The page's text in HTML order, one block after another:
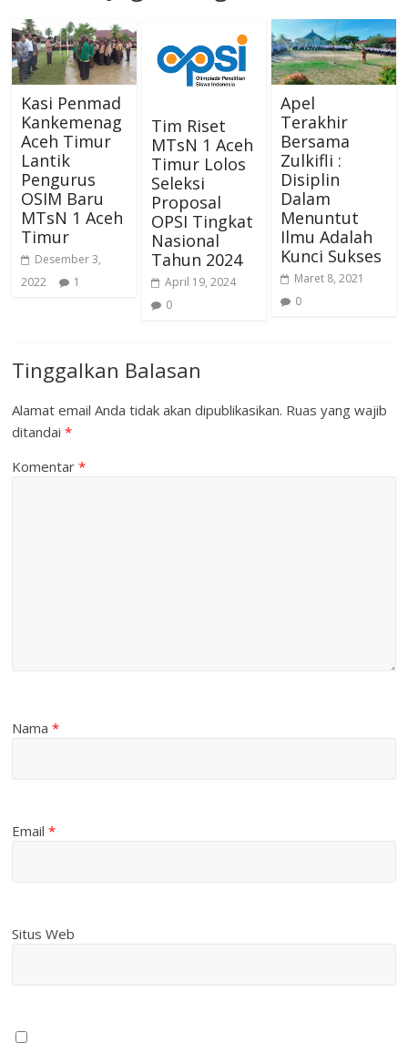
Kasi Penmad
Kankemenag
Aceh Timur
Lantik
Pengurus
OSIM Baru
MTsN 1 Aceh
Timur
Desember 3,
2022
1
Tim Riset
MTsN 1 Aceh
Timur Lolos
Seleksi
Proposal
OPSI Tingkat
Nasional
Tahun 2024
April 19, 2024
0
Apel
Terakhir
Bersama
Zulkifli :
Disiplin
Dalam
Menuntut
Ilmu Adalah
Kunci Sukses
Maret 8, 2021
0
Tinggalkan Balasan
Alamat email Anda tidak akan dipublikasikan. Ruas yang wajib
ditandai*
Komentar*
Nama*
Email*
Situs Web